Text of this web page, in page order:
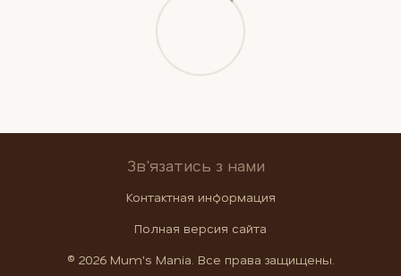
Зв'язатись з нами
Контактная информация
Полная версия сайта
© 2026 Mum's Mania. Все права защищены.